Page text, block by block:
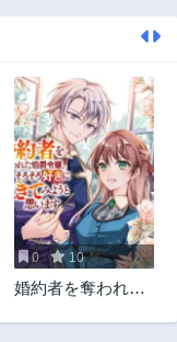
0 10
婚約者を奪われた